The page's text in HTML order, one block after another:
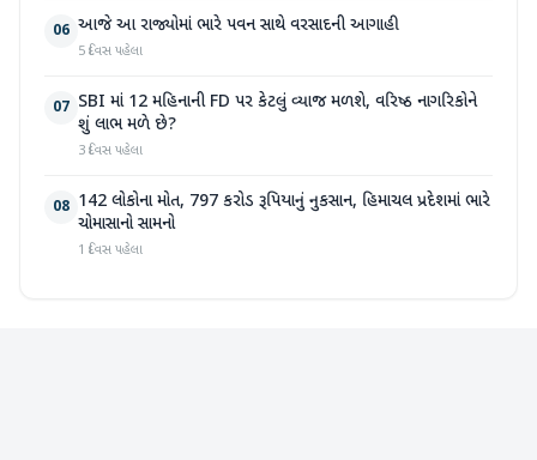
06 આજે આ રાજ્યોમાં ભારે પવન સાથે વરસાદની આગાહી
5 દિવસ પહેલા
07 SBI માં 12 મહિનાની FD પર કેટલું વ્યાજ મળશે, વરિષ્ઠ નાગરિકોને
શું લાભ મળે છે?
3 દિવસ પહેલા
08 142 લોકોના મોત, 797 કરોડ રૂપિયાનું નુકસાન, હિમાચલ પ્રદેશમાં ભારે
ચોમાસાનો સામનો
1 દિવસ પહેલા